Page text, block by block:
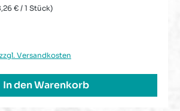
€ / 1 Stück)
Versandkosten
In den Warenkorb